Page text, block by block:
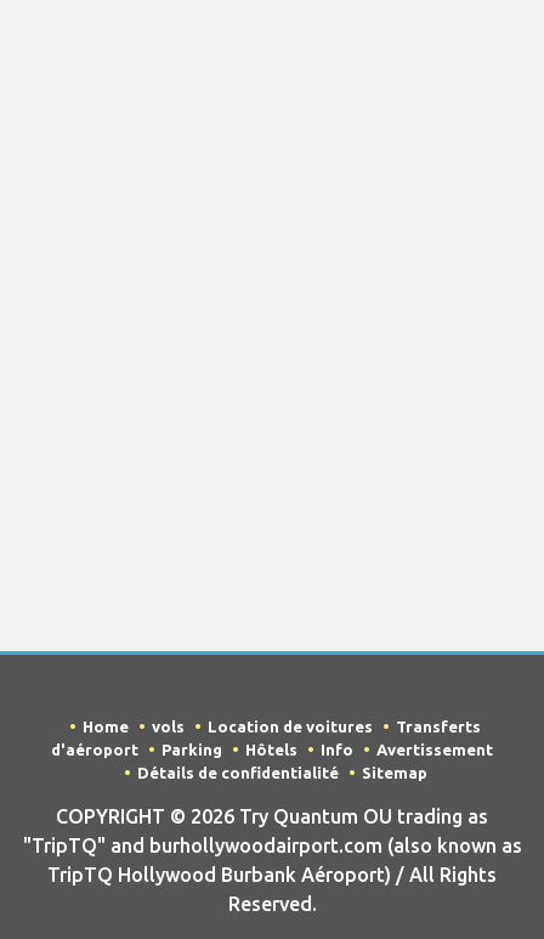
Home vols Location de voitures
Transferts
d'aéroport
Parking Hôtels Info
Avertissement
Détails de confidentialité
Sitemap
COPYRIGHT © 2026 Try Quantum OU trading as
"TripTQ" and burhollywoodairport.com (also known as
TripTQ Hollywood Burbank Aéroport) / All Rights
Reserved.